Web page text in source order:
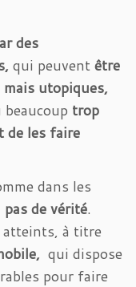
des
qui peuventêtre
utopiques,
beaucoup trop
de les faire
dans les
pas de vérité.
à titre
qui dispose
pour faire